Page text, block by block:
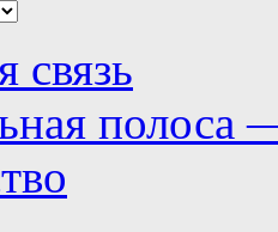
связь
полоса